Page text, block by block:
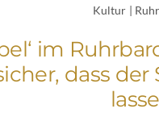
Kultur |
im
dass